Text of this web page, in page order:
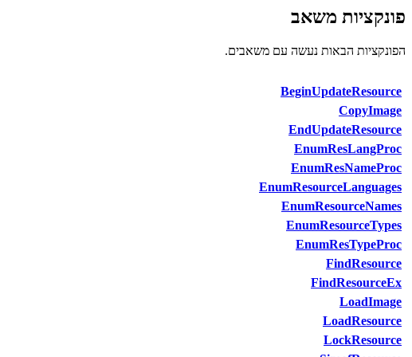
פונקציות משאב
הפונקציות הבאות נעשה עם משאבים.
BeginUpdateResource
CopyImage
EndUpdateResource
EnumResLangProc
EnumResNameProc
EnumResourceLanguages
EnumResourceNames
EnumResourceTypes
EnumResTypeProc
FindResource
FindResourceEx
LoadImage
LoadResource
LockResource